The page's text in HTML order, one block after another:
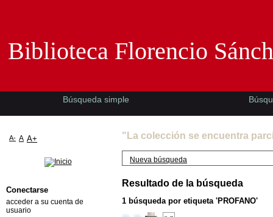
"La colección se encuentra
Nueva búsqueda
Resultado de la búsqueda
1 búsqueda por etiqueta 'PROFANO'
Biblioteca Florencio
Búsqueda simple
A- A A+
Conectarse
acceder a su cuenta de
usuario